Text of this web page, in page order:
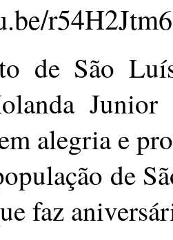
de São
Junior
alegria e
de
faz